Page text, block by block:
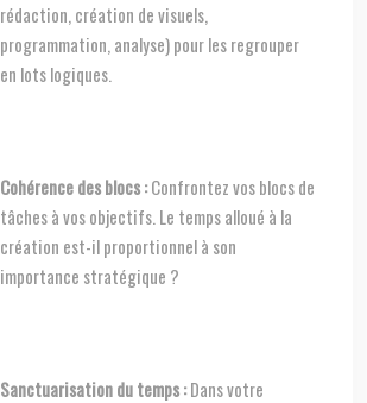
rédaction, création de visuels,
programmation, analyse) pour les regrouper
en lots logiques.
Cohérence des blocs :Confrontez vos blocs de
tâches à vos objectifs. Le temps alloué à la
création est-il proportionnel à son
importance stratégique ?
Sanctuarisation du temps :Dans votre